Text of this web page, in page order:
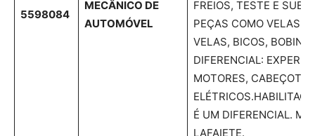
5598084
MECÂNICO DE
AUTOMÓVEL
FREIOS, TESTE E
PEÇAS COMO VELAS,
VELAS, BICOS,
DIFERENCIAL:
MOTORES,
É UM DIFERENCIAL.
LAFAIETE.